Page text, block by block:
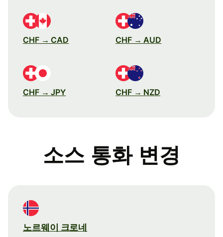
CHF → CAD CHF → AUD
CHF → JPY CHF → NZD
소스 통화 변경
노르웨이 크로네